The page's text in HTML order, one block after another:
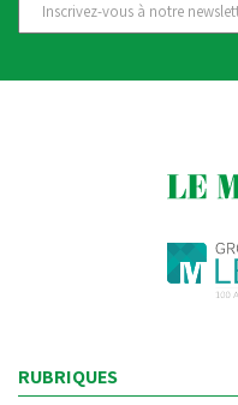
RUBRIQUES